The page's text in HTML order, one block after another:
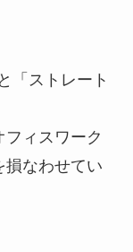
「ストレート
ィスワーク
損なわせてい